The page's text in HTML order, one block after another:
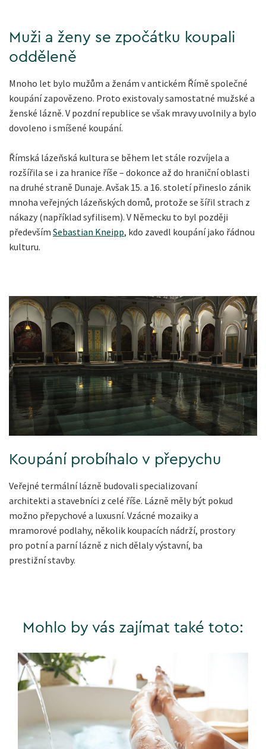
Muži a ženy se zpočátku koupali
odděleně
Mnoho let bylo mužům a ženám v antickém Římě společné
koupání zapovězeno. Proto existovaly samostatné mužské a
ženské lázně. V pozdní republice se však mravy uvolnily a bylo
dovoleno i smíšené koupání.
Římská lázeňská kultura se během let stále rozvíjela a
rozšířila se i za hranice říše – dokonce až do hraniční oblasti
na druhé straně Dunaje. Avšak 15. a 16. století přineslo zánik
mnoha veřejných lázeňských domů, protože se šířil strach z
nákazy (například syfilisem). V Německu to byl později
především Sebastian Kneipp, kdo zavedl koupání jako řádnou
kulturu.
Koupání probíhalo v přepychu
Veřejné termální lázně budovali specializovaní
architekti a stavebníci z celé říše. Lázně měly být pokud
možno přepychové a luxusní. Vzácné mozaiky a
mramorové podlahy, několik koupacích nádrží, prostory
pro potní a parní lázně z nich dělaly výstavní, ba
prestižní stavby.
Mohlo by vás zajímat také toto: